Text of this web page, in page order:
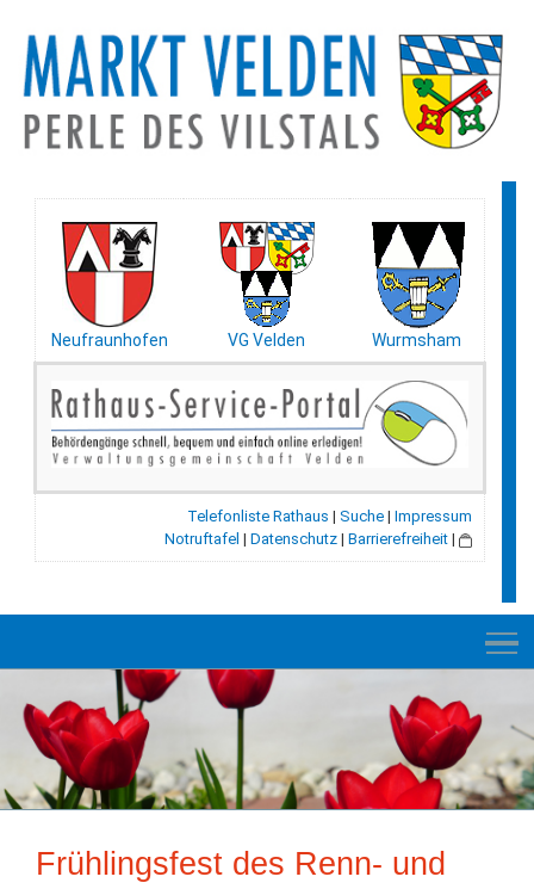
Neufraunhofen VG Velden Wurmsham
Telefonliste Rathaus | Suche | Impressum
Notruftafel | Datenschutz | Barrierefreiheit |
NEUES
RATHAUS
VELDEN
Frühlingsfest des Renn- und